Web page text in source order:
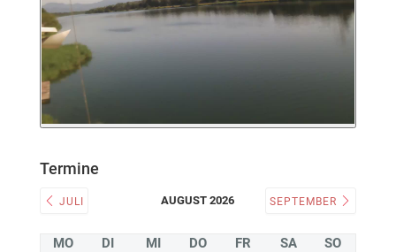
Termine
JULI AUGUST 2026 SEPTEMBER
MO DI MI DO FR SA SO